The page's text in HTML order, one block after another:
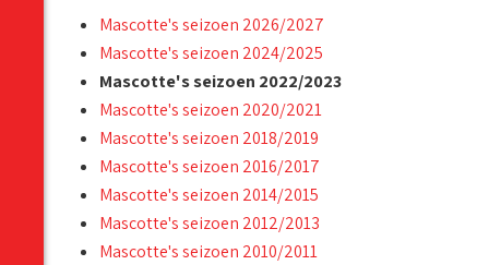
Mascotte's seizoen 2026/2027
Mascotte's seizoen 2024/2025
Mascotte's seizoen 2022/2023
Mascotte's seizoen 2020/2021
Mascotte's seizoen 2018/2019
Mascotte's seizoen 2016/2017
Mascotte's seizoen 2014/2015
Mascotte's seizoen 2012/2013
Mascotte's seizoen 2010/2011